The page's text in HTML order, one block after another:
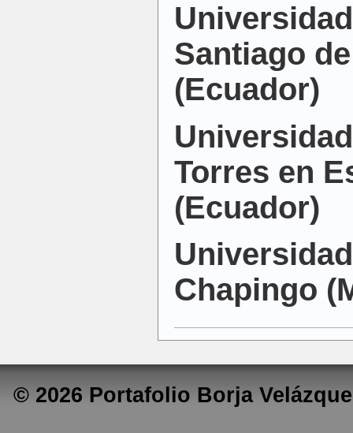
Santiago
(Ecuador)
Torres en
(Ecuador)
Chapingo
© 2026 Portafolio Borja